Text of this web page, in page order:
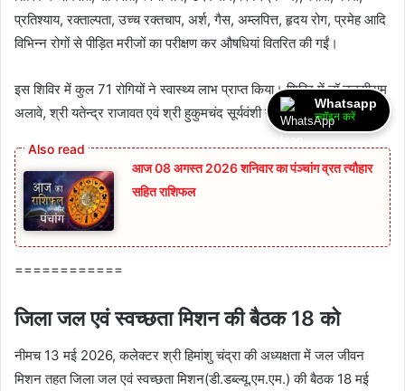
प्रतिश्याय, रक्ताल्पता, उच्च रक्तचाप, अर्श, गैस, अम्लपित्त, हृदय रोग, प्रमेह आदि
विभिन्न रोगों से पीड़ित मरीजों का परीक्षण कर औषधियां वितरित की गईं।
इस शिविर में कुल 71 रोगियों ने स्वास्थ्य लाभ प्राप्त किया। शिविर में डॉ.तुलसीराम
अलावे, श्री यतेन्द्र राजावत एवं श्री हुकुमचंद सूर्यवंशी ने सेवाएं दी।
आज 08 अगस्त 2026‌ शनिवार का पंञ्चांग व्रत त्यौहार
सहित राशिफल
============
जिला जल एवं स्‍वच्‍छता मिशन की बैठक 18 को
नीमच 13 मई 2026, कलेक्‍टर श्री हिमांशु चंद्रा की अध्‍यक्षता में जल जीवन
मिशन तहत जिला जल एवं स्‍वच्‍छता मिशन(डी.डब्‍ल्‍यू.एम.एम.) की बैठक 18 मई
Whatsapp
ज्वॉइन करें